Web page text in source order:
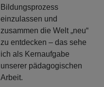
Bildungsprozess
einzulassen und
zusammen die Welt „neu“
zu entdecken – das sehe
ich als Kernaufgabe
unserer pädagogischen
Arbeit.